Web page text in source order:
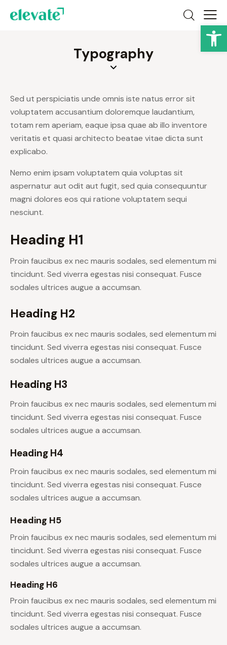
Typography
Sed ut perspiciatis unde omnis iste natus error sit
voluptatem accusantium doloremque laudantium,
totam rem aperiam, eaque ipsa quae ab illo inventore
veritatis et quasi architecto beatae vitae dicta sunt
explicabo.
Nemo enim ipsam voluptatem quia voluptas sit
aspernatur aut odit aut fugit, sed quia consequuntur
magni dolores eos qui ratione voluptatem sequi
nesciunt.
Heading H1
Proin faucibus ex nec mauris sodales, sed elementum mi
tincidunt. Sed viverra egestas nisi consequat. Fusce
sodales ultrices augue a accumsan.
Heading H2
Proin faucibus ex nec mauris sodales, sed elementum mi
tincidunt. Sed viverra egestas nisi consequat. Fusce
sodales ultrices augue a accumsan.
Heading H3
Proin faucibus ex nec mauris sodales, sed elementum mi
tincidunt. Sed viverra egestas nisi consequat. Fusce
sodales ultrices augue a accumsan.
Heading H4
Proin faucibus ex nec mauris sodales, sed elementum mi
tincidunt. Sed viverra egestas nisi consequat. Fusce
sodales ultrices augue a accumsan.
Heading H5
Proin faucibus ex nec mauris sodales, sed elementum mi
tincidunt. Sed viverra egestas nisi consequat. Fusce
sodales ultrices augue a accumsan.
Heading H6
Proin faucibus ex nec mauris sodales, sed elementum mi
tincidunt. Sed viverra egestas nisi consequat. Fusce
sodales ultrices augue a accumsan.